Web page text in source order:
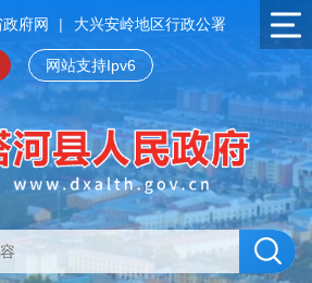
府网 | 大兴安岭地区行政公署
网站支持Ipv6